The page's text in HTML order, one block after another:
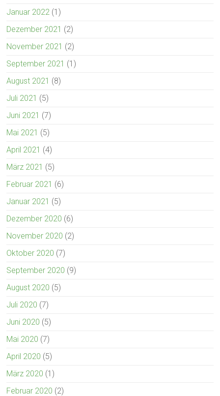
Januar 2022 (1)
Dezember 2021 (2)
November 2021 (2)
September 2021 (1)
August 2021 (8)
Juli 2021 (5)
Juni 2021 (7)
Mai 2021 (5)
April 2021 (4)
März 2021 (5)
Februar 2021 (6)
Januar 2021 (5)
Dezember 2020 (6)
November 2020 (2)
Oktober 2020 (7)
September 2020 (9)
August 2020 (5)
Juli 2020 (7)
Juni 2020 (5)
Mai 2020 (7)
April 2020 (5)
März 2020 (1)
Februar 2020 (2)